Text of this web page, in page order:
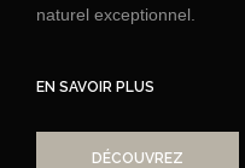
naturel exceptionnel.
EN SAVOIR PLUS
DÉCOUVREZ